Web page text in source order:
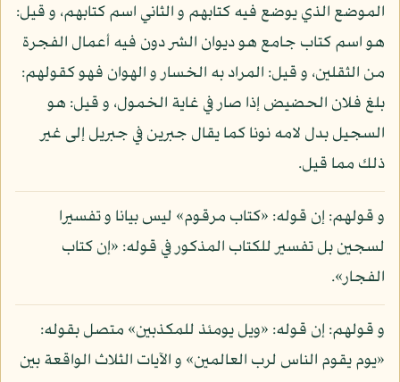
الموضع الذي يوضع فيه كتابهم و الثاني اسم كتابهم، و قيل:
هو اسم كتاب جامع هو ديوان الشر دون فيه أعمال الفجرة
من الثقلين، و قيل: المراد به الخسار و الهوان فهو كقولهم:
بلغ فلان الحضيض إذا صار في غاية الخمول، و قيل: هو
السجيل بدل لامه نونا كما يقال جبرين في جبريل إلى غير
ذلك مما قيل.
و قولهم: إن قوله: «كتاب مرقوم» ليس بيانا و تفسيرا
لسجين بل تفسير للكتاب المذكور في قوله: «إن كتاب
الفجار».
و قولهم: إن قوله: «ويل يومئذ للمكذبين» متصل بقوله:
«يوم يقوم الناس لرب العالمين» و الآيات الثلاث الواقعة بين